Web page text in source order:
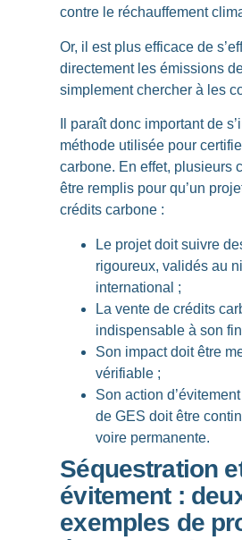
contre le réchauffement
Or, il est plus efficace de
directement les émissions
simplement chercher à les
Il paraît donc important de
méthode utilisée pour
carbone. En effet, plusieurs
être remplis pour qu’un
crédits carbone :
Le projet doit suivre
rigoureux, validés au
international ;
La vente de crédits
indispensable à son
Son impact doit être
vérifiable ;
Son action
de GES doit être
voire permanente.
Séquestration
évitement :
exemples de